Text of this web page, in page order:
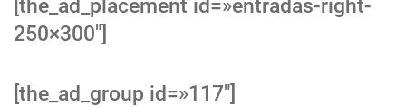
[the_ad_placement id=»entradas-right-
250×300″]
[the_ad_group id=»117″]